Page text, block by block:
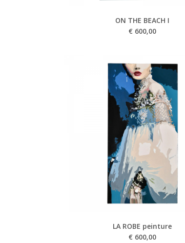
ON THE BEACH I
€ 600,00
LA ROBE peinture
€ 600,00